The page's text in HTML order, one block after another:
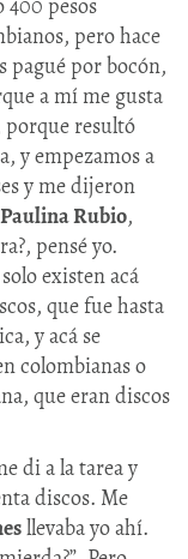
400 pesos
pero hace
pagué por bocón,
a mí me gusta
porque resultó
y empezamos a
y me dijeron
Paulina Rubio,
pensé yo.
existen acá
que fue hasta
y acá se
colombianas o
que eran discos
di a la tarea y
discos. Me
llevaba yo ahí.